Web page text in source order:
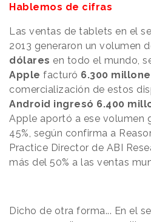
Hablemos de cifras
Las ventas de tablets en el
2013 generaron un volumen
dólares en todo el mundo,
Apple facturó 6.300
comercialización de estos
Android ingresó 6.400
Apple aportó a ese volumen
45%, según confirma a
Practice Director de ABI
más del 50% a las ventas
Dicho de otra forma... En el